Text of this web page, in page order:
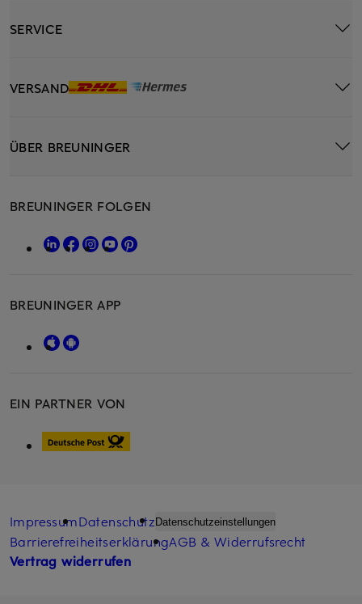
SERVICE
VERSAND
ÜBER BREUNINGER
EIN PARTNER VON
BREUNINGER FOLGEN
BREUNINGER APP
ImpressumDatenschutzDatenschutzeinstellungen
BarrierefreiheitserklärungAGB & Widerrufsrecht
Vertrag widerrufen